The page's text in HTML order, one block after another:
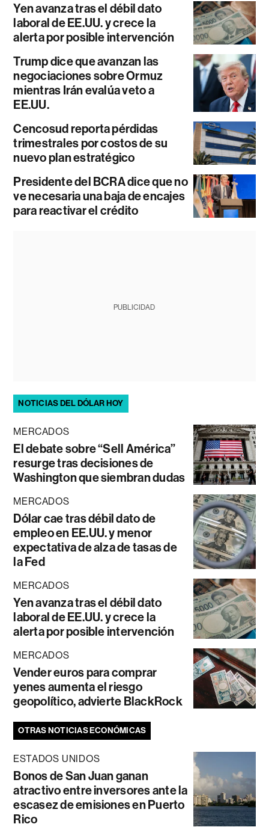
Yen avanza tras el débil dato
laboral de EE.UU. y crece la
alerta por posible intervención
Trump dice que avanzan las
negociaciones sobre Ormuz
mientras Irán evalúa veto a
EE.UU.
Cencosud reporta pérdidas
trimestrales por costos de su
nuevo plan estratégico
Presidente del BCRA dice que no
ve necesaria una baja de encajes
para reactivar el crédito
PUBLICIDAD
NOTICIAS DEL DÓLAR HOY
MERCADOS
El debate sobre “Sell América”
resurge tras decisiones de
Washington que siembran dudas
MERCADOS
Dólar cae tras débil dato de
empleo en EE.UU. y menor
expectativa de alza de tasas de
la Fed
MERCADOS
Yen avanza tras el débil dato
laboral de EE.UU. y crece la
alerta por posible intervención
MERCADOS
Vender euros para comprar
yenes aumenta el riesgo
geopolítico, advierte BlackRock
OTRAS NOTICIAS ECONÓMICAS
ESTADOS UNIDOS
Bonos de San Juan ganan
atractivo entre inversores ante la
escasez de emisiones en Puerto
Rico